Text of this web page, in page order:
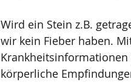
Wird ein Stein z.B.
wir kein Fieber haben.
Krankheitsinformationen
körperliche